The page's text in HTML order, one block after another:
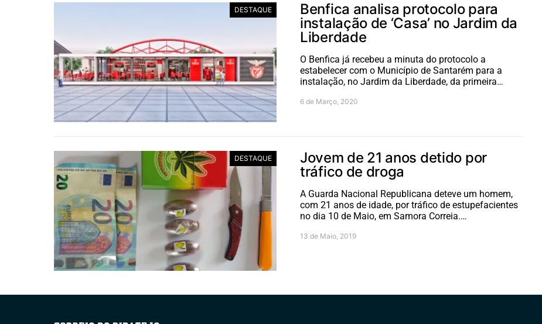
DESTAQUE
Benfica analisa protocolo para
instalação de ‘Casa’ no Jardim da
Liberdade
O Benfica já recebeu a minuta do protocolo a
estabelecer com o Município de Santarém para a
instalação, no Jardim da Liberdade, da primeira…
6 de Março, 2020
DESTAQUE
Jovem de 21 anos detido por
tráfico de droga
A Guarda Nacional Republicana deteve um homem,
com 21 anos de idade, por tráfico de estupefacientes
no dia 10 de Maio, em Samora Correia.…
13 de Maio, 2019